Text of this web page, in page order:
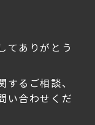
てありがとう
るご相談、
い合わせくだ